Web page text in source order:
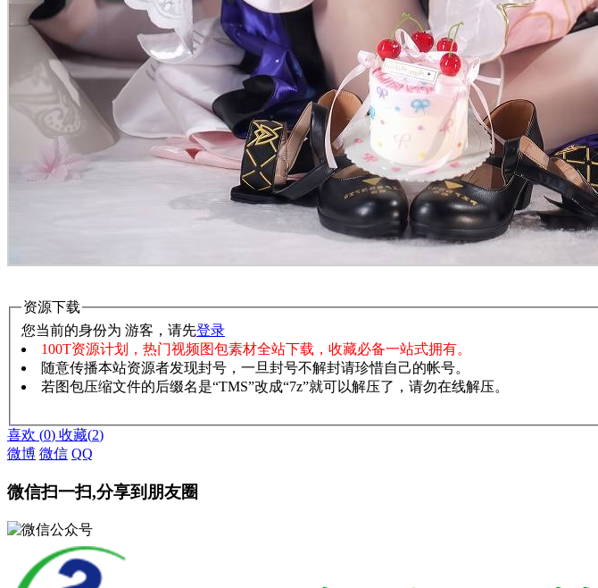
资源下载
您当前的身份为 游客，请先登录
100T资源计划，热门视频图包素材全站下载，收藏必备一站式拥有。
随意传播本站资源者发现封号，一旦封号不解封请珍惜自己的帐号。
若图包压缩文件的后缀名是“TMS”改成“7z”就可以解压了，请勿在线解压。
喜欢 (0) 收藏(2)
微博 微信 QQ
微信扫一扫,分享到朋友圈